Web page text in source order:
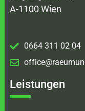
A-1100 Wien
0664 311 02 04
Leistungen